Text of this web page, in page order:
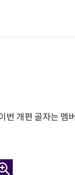
번 개편 골자는 멤